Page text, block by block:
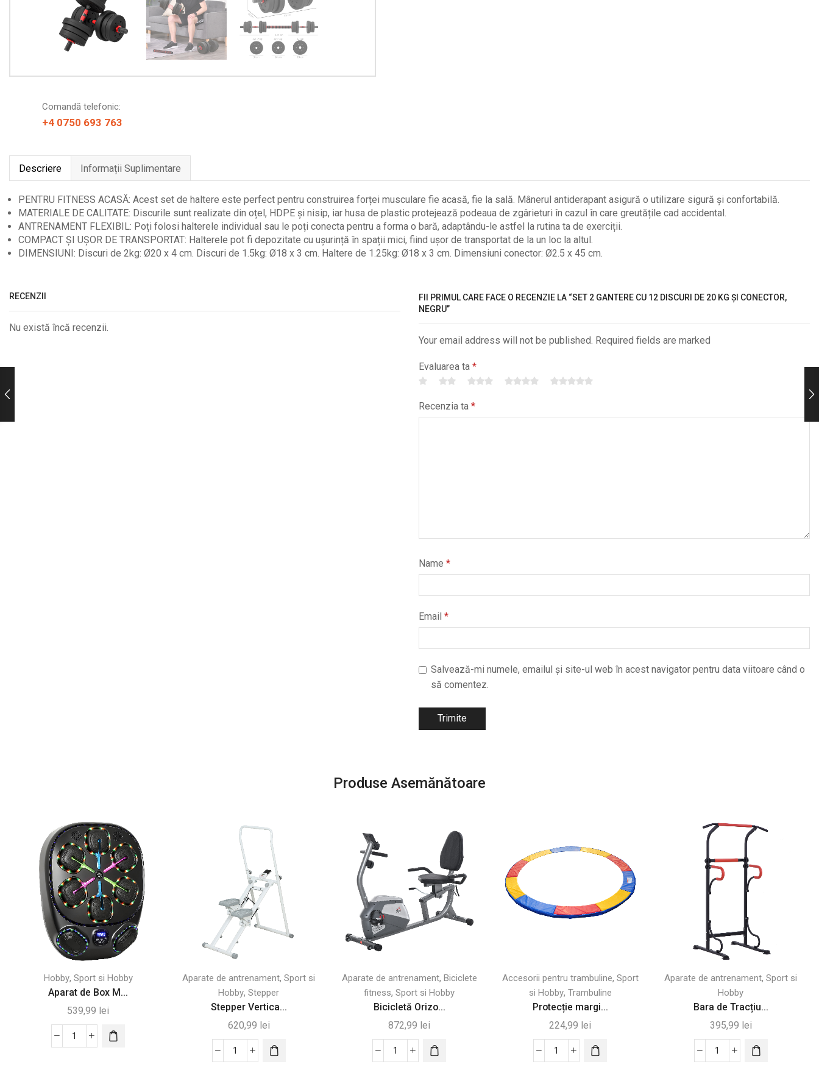
Comandă telefonic:
+4 0750 693 763
Descriere Informații Suplimentare
PENTRU FITNESS ACASĂ: Acest set de haltere este perfect pentru construirea forței musculare fie acasă, fie la sală. Mânerul antiderapant asigură o utilizare sigură și confortabilă.
MATERIALE DE CALITATE: Discurile sunt realizate din oțel, HDPE și nisip, iar husa de plastic protejează podeaua de zgârieturi în cazul în care greutățile cad accidental.
ANTRENAMENT FLEXIBIL: Poți folosi halterele individual sau le poți conecta pentru a forma o bară, adaptându-le astfel la rutina ta de exerciții.
COMPACT ȘI UȘOR DE TRANSPORTAT: Halterele pot fi depozitate cu ușurință în spații mici, fiind ușor de transportat de la un loc la altul.
DIMENSIUNI: Discuri de 2kg: Ø20 x 4 cm. Discuri de 1.5kg: Ø18 x 3 cm. Haltere de 1.25kg: Ø18 x 3 cm. Dimensiuni conector: Ø2.5 x 45 cm.
RECENZII
Nu există încă recenzii.
FII PRIMUL CARE FACE O RECENZIE LA “SET 2 GANTERE CU 12 DISCURI DE 20 KG ȘI CONECTOR,
NEGRU”
Your email address will not be published. Required fields are marked
Evaluarea ta *
Recenzia ta *
Name *
Email *
Salvează-mi numele, emailul și site-ul web în acest navigator pentru data viitoare când o
să comentez.
Produse Asemănătoare
Hobby, Sport si Hobby
Aparat de Box M...
539,99 lei
Cantitate
Aparate de antrenament,Sport si
Hobby,Stepper
Stepper Vertica...
620,99 lei
Cantitate
Aparate de antrenament, Biciclete
fitness,Sport si Hobby
Bicicletă Orizo...
872,99 lei
Cantitate
Accesorii pentru trambuline, Sport
si Hobby, Trambuline
Protecție margi...
224,99 lei
Cantitate
Aparate de antrenament,Sport si
Hobby
Bara de Tracțiu...
395,99 lei
Cantitate